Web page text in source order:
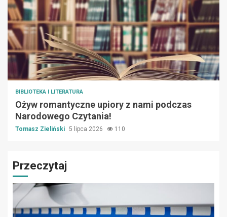
BIBLIOTEKA I LITERATURA
Ożyw romantyczne upiory z nami podczas
Narodowego Czytania!
Tomasz Zieliński 5 lipca 2026 110
Przeczytaj